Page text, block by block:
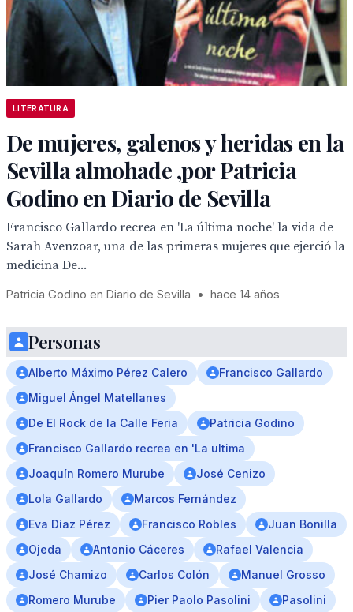
LITERATURA
De mujeres, galenos y heridas en la
Sevilla almohade ,por Patricia
Godino en Diario de Sevilla
Francisco Gallardo recrea en 'La última noche' la vida de
Sarah Avenzoar, una de las primeras mujeres que ejerció la
medicina De...
Patricia Godino en Diario de Sevilla • hace 14 años
Personas
Alberto Máximo Pérez Calero
Francisco Gallardo
Miguel Ángel Matellanes
De El Rock de la Calle Feria
Patricia Godino
Francisco Gallardo recrea en 'La ultima
Joaquín Romero Murube
José Cenizo
Lola Gallardo
Marcos Fernández
Eva Díaz Pérez
Francisco Robles
Juan Bonilla
Ojeda
Antonio Cáceres
Rafael Valencia
José Chamizo
Carlos Colón
Manuel Grosso
Romero Murube
Pier Paolo Pasolini Pasolini